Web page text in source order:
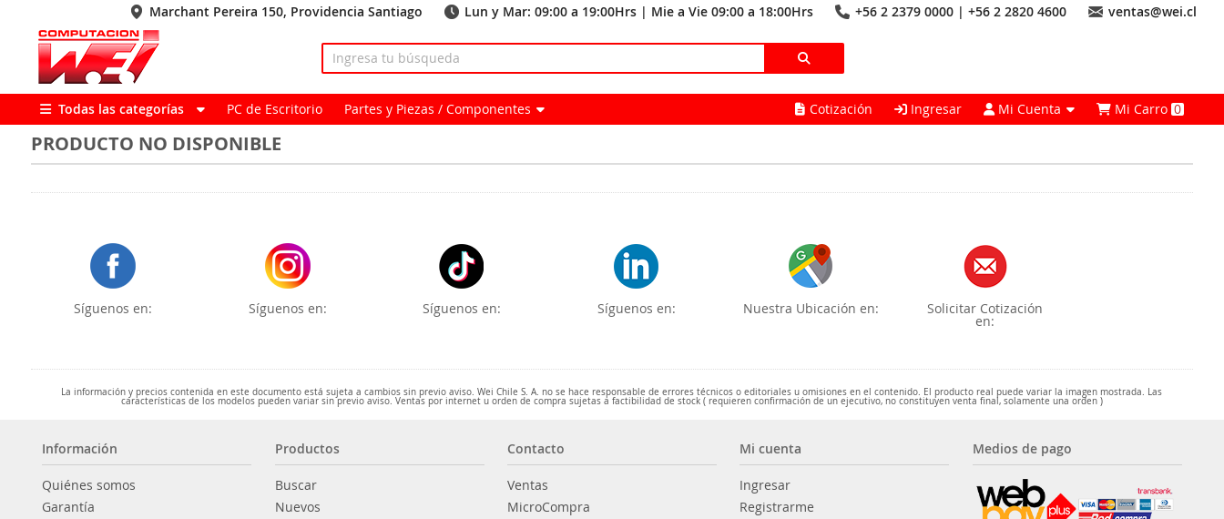
Marchant Pereira 150, Providencia Santiago Lun y Mar: 09:00 a 19:00Hrs | Mie a Vie 09:00 a 18:00Hrs +56 2 2379 0000 | +56 2 2820 4600 ventas@wei.cl
Todas las categorías PC de Escritorio Partes y Piezas / Componentes Cotización Ingresar Mi Cuenta Mi Carro0
PRODUCTO NO DISPONIBLE
Síguenos en: Síguenos en: Síguenos en: Síguenos en: Nuestra Ubicación en: Solicitar Cotización
en:
La información y precios contenida en este documento está sujeta a cambios sin previo aviso. Wei Chile S. A. no se hace responsable de errores técnicos o editoriales u omisiones en el contenido. El producto real puede variar la imagen mostrada. Las
características de los modelos pueden variar sin previo aviso. Ventas por internet u orden de compra sujetas a factibilidad de stock ( requieren confirmación de un ejecutivo, no constituyen venta final, solamente una orden )
Información
Quiénes somos
Garantía
Productos
Buscar
Nuevos
Contacto
Ventas
MicroCompra
Mi cuenta
Ingresar
Registrarme
Medios de pago